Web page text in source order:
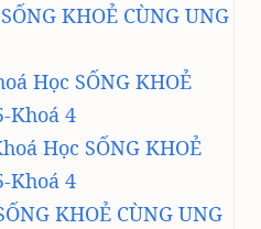
KHOẺ CÙNG UNG
Học SỐNG KHOẺ
Khoá 4
Học SỐNG KHOẺ
Khoá 4
KHOẺ CÙNG UNG